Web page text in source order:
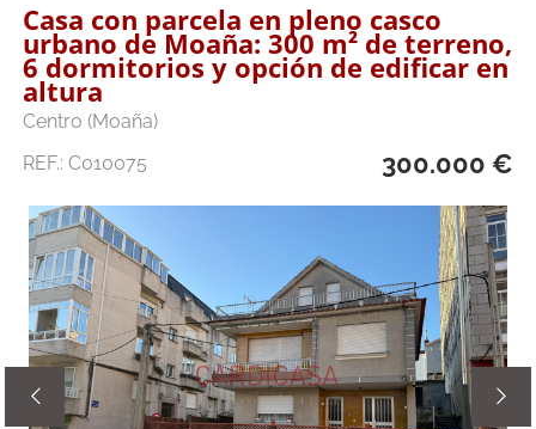
Casa con parcela en pleno casco
urbano de Moaña: 300 m² de terreno,
6 dormitorios y opción de edificar en
altura
Centro (Moaña)
REF.: C010075
300.000 €

